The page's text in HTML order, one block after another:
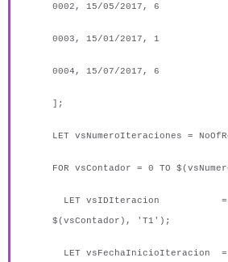
0002, 15/05/2017, 6
0003, 15/01/2017, 1
0004, 15/07/2017, 6
];
LET vsNumeroIteraciones =
FOR vsContador = 0 TO
LET vsIDIteracion =
$(vsContador), 'T1');
LET vsFechaInicioIteracion =